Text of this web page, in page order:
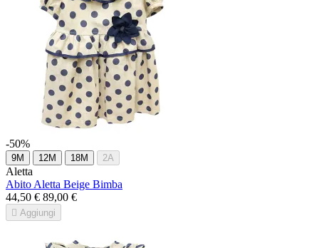
-50%
9M 12M 18M 2A
Aletta
Abito Aletta Beige Bimba
44,50 € 89,00 €
 Aggiungi